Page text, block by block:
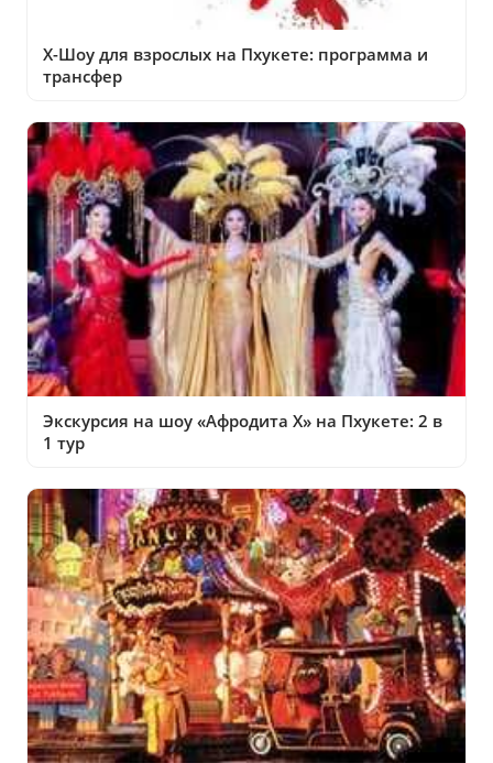
Х-Шоу для взрослых на Пхукете: программа и
трансфер
Экскурсия на шоу «Афродита Х» на Пхукете: 2 в
1 тур